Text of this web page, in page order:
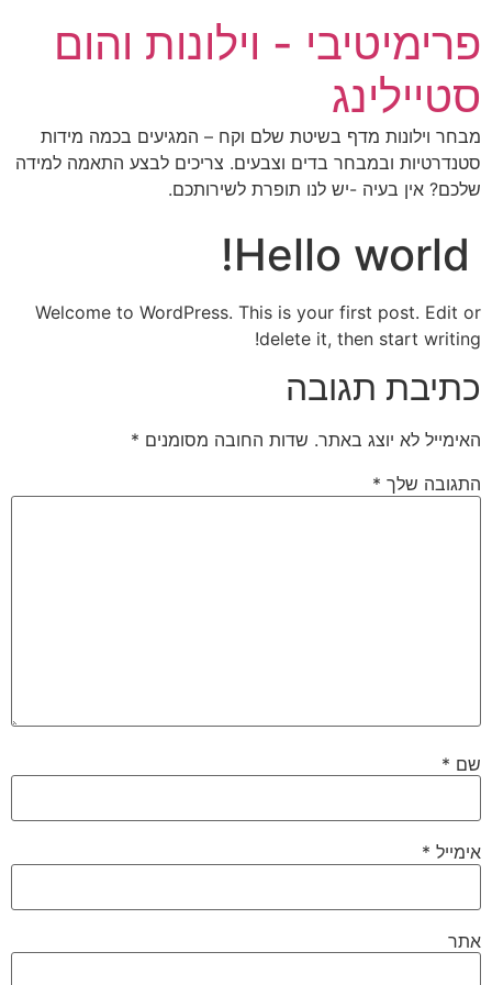
פרימיטיבי - וילונות והום
סטיילינג
מבחר וילונות מדף בשיטת שלם וקח – המגיעים בכמה מידות
סטנדרטיות ובמבחר בדים וצבעים. צריכים לבצע התאמה למידה
שלכם? אין בעיה -יש לנו תופרת לשירותכם.
Hello world!
Welcome to WordPress. This is your first post. Edit or
delete it, then start writing!
כתיבת תגובה
האימייל לא יוצג באתר. שדות החובה מסומנים *
התגובה שלך *
שם *
אימייל *
אתר